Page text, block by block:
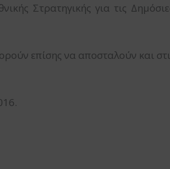
Στρατηγικής για τις
επίσης να αποσταλούν και